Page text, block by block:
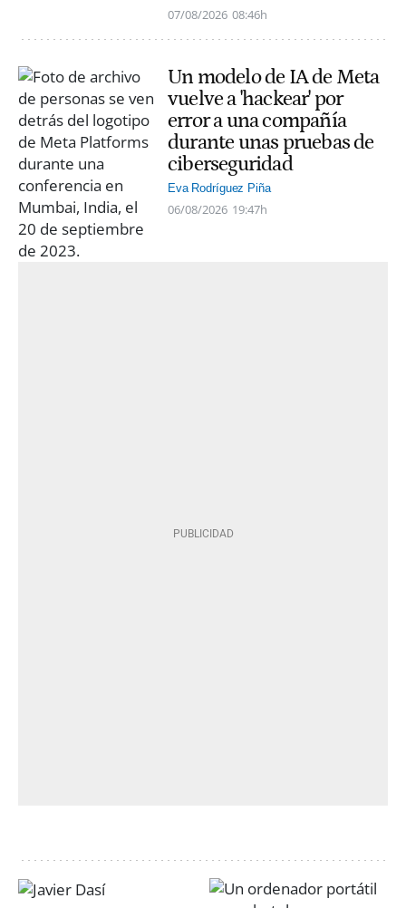
07/08/2026 08:46h
Un modelo de IA de Meta
vuelve a 'hackear' por
error a una compañía
durante unas pruebas de
ciberseguridad
Eva Rodríguez Piña
06/08/2026 19:47h